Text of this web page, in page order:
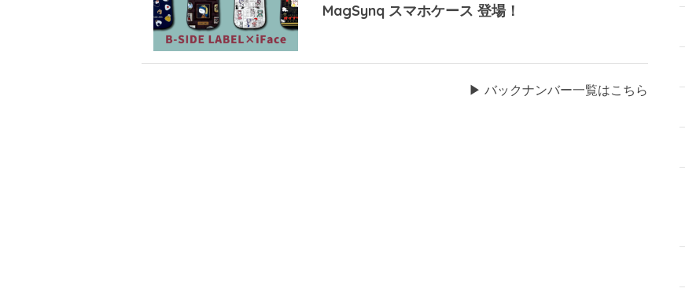
MagSynq スマホケース 登場！
▶︎ バックナンバー一覧はこちら